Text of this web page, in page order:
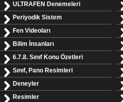
ULTRAFEN Denemeleri
Periyodik Sistem
Fen Videoları
Bilim İnsanları
6.7.8. Sınıf Konu Özetleri
Sınıf, Pano Resimleri
Deneyler
Resimler